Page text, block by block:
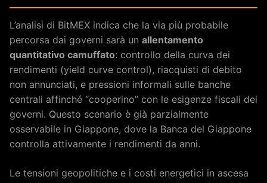
L’analisi di BitMEX indica che la via più probabile
percorsa dai governi sarà un allentamento
quantitativo camuffato: controllo della curva dei
rendimenti (yield curve control), riacquisti di debito
non annunciati, e pressioni informali sulle banche
centrali affinché “cooperino” con le esigenze fiscali dei
governi. Questo scenario è già parzialmente
osservabile in Giappone, dove la Banca del Giappone
controlla attivamente i rendimenti da anni.
Le tensioni geopolitiche e i costi energetici in ascesa